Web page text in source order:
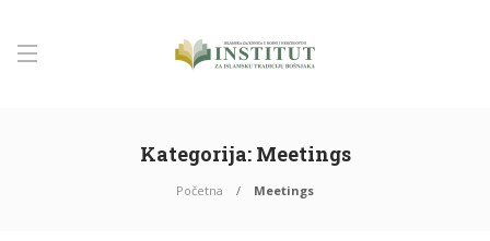
Kategorija: Meetings
Početna Meetings